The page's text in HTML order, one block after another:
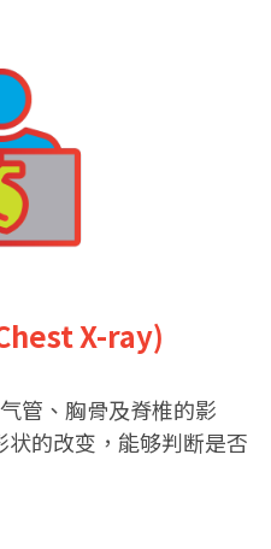
X-ray)
管、胸骨及脊椎的影
的改变，能够判断是否